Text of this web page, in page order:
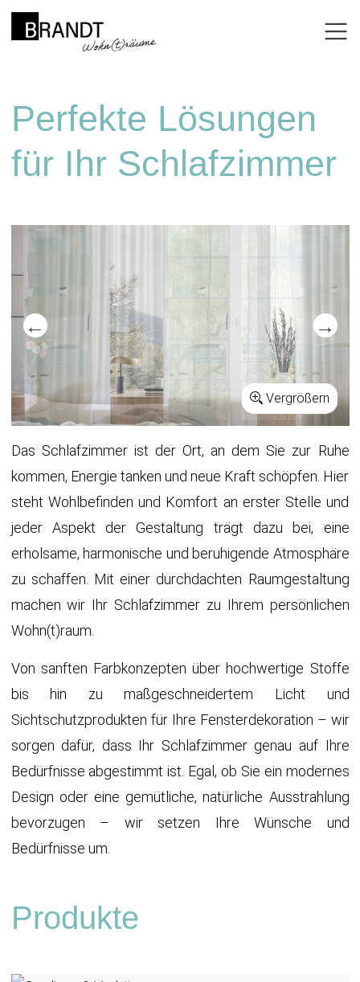
Perfekte Lösungen
für Ihr Schlafzimmer
Vergrößern
Das Schlafzimmer ist der Ort, an dem Sie zur Ruhe
kommen, Energie tanken und neue Kraft schöpfen. Hier
steht Wohlbefinden und Komfort an erster Stelle und
jeder Aspekt der Gestaltung trägt dazu bei, eine
erholsame, harmonische und beruhigende Atmosphäre
zu schaffen. Mit einer durchdachten Raumgestaltung
machen wir Ihr Schlafzimmer zu Ihrem persönlichen
Wohn(t)raum.
Von sanften Farbkonzepten über hochwertige Stoffe
bis hin zu maßgeschneidertem Licht und
Sichtschutzprodukten für Ihre Fensterdekoration – wir
sorgen dafür, dass Ihr Schlafzimmer genau auf Ihre
Bedürfnisse abgestimmt ist. Egal, ob Sie ein modernes
Design oder eine gemütliche, natürliche Ausstrahlung
bevorzugen – wir setzen Ihre Wünsche und
Bedürfnisse um.
Produkte